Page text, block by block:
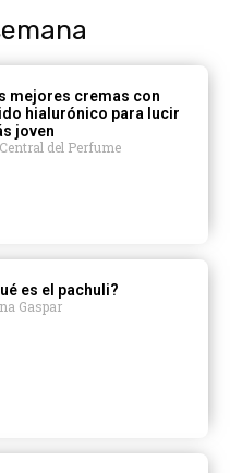
mejores cremas con
hialurónico para lucir
joven
del Perfume
es el pachuli?
Gaspar